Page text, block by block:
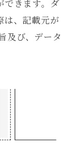
きます。ダ
は、記載元が
び、データ